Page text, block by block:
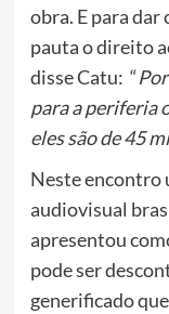
obra. E para
pauta o direito
disse Catu: “
para a periferia
eles são de 45
Neste encontro
audiovisual
apresentou
pode ser
generificado